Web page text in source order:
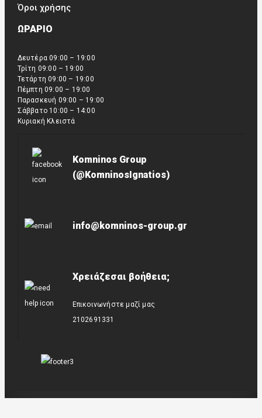
Όροι χρήσης
ΩΡΑΡΙΟ
Δευτέρα 09:00 – 19:00
Τρίτη 09:00 – 19:00
Τετάρτη 09:00 – 19:00
Πέμπτη 09:00 – 19:00
Παρασκευή 09:00 – 19:00
Σάββατο 10:00 – 14:00
Κυριακή Κλειστά
Komninos Group
(@KomninosIgnatios)
info@komninos-group.gr
Χρειάζεσαι βοήθεια;
Επικοινωνήστε μαζί μας
2102691331